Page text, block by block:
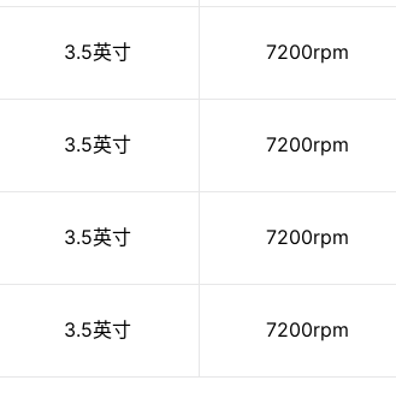
3.5英寸 7200rpm
3.5英寸 7200rpm
3.5英寸 7200rpm
3.5英寸 7200rpm